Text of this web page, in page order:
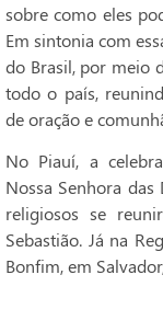
sobre como eles
Em sintonia com
do Brasil, por meio
todo o país,
de oração e
No Piauí, a
Nossa Senhora das
religiosos se
Sebastião. Já na
Bonfim, em